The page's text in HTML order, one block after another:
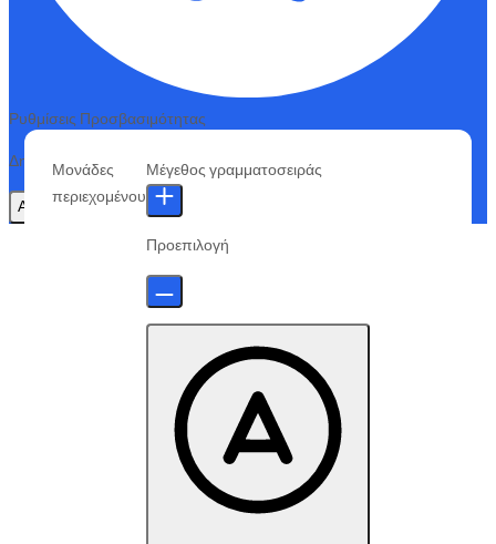
Ρυθμίσεις Προσβασιμότητας
Δημιουργήθηκε από OneTap
Απόκρυψη γραμμής εργαλείων
Μονάδες
περιεχομένου
Μέγεθος γραμματοσειράς
Προεπιλογή